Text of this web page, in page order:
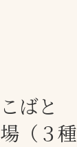
ばと
（３種